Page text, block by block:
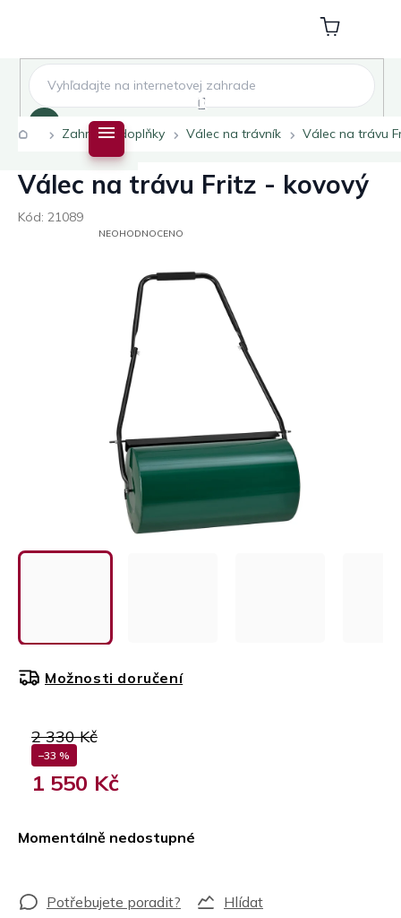
Nákupní
košík
DomůZahradní doplňky Válec na trávník Válec na trávu
Válec na trávu Fritz - kovový
Kód: 21089
PRŮMĚRNÉNEOHODNOCENO
2 330 Kč
–33 %
1 550 Kč
Momentálně nedostupné
Možnosti doručení
Hlídat